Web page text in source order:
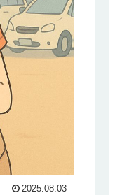
2025.08.03